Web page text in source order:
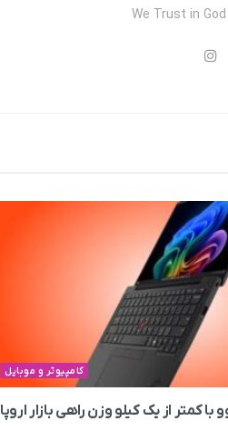
We Trust in God
کامپیوتر و موبایل
کمتر از یک کیلو وزن راهی بازار اروپا